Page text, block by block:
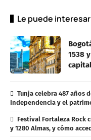
Le puede interesar
1538
capital
Tunja celebra 487 años
Independencia y el
Festival Fortaleza Rock
y 1280 Almas, y cómo